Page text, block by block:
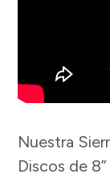
Nuestra
Discos de